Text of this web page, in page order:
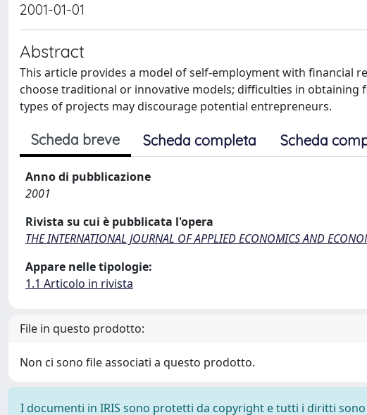
2001-01-01
Abstract
This article provides a model of self-employment with financial
choose traditional or innovative models; difficulties in
types of projects may discourage potential entrepreneurs.
Scheda breve Scheda completa Scheda
Anno di pubblicazione
2001
Rivista su cui è pubblicata l'opera
THE INTERNATIONAL JOURNAL OF APPLIED ECONOMICS AND
Appare nelle tipologie:
1.1 Articolo in rivista
File in questo prodotto:
Non ci sono file associati a questo prodotto.
I documenti in IRIS sono protetti da copyright e tutti i diritti